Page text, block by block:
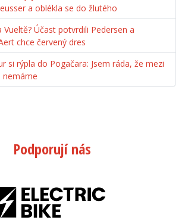
a oblékla se do žlutého
Účast potvrdili Pedersen a
chce červený dres
si rýpla do Pogačara: Jsem ráda, že mezi
nemáme
Podporují nás